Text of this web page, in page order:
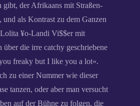
gibt, der Afrikaans mit Straßen-
als Kontrast zu dem Ganzen
¥o-Landi Vi$$er mit
über die irre catchy geschriebene
freaky but I like you a lot«.
zu einer Nummer wie dieser
tanzen, oder aber man versucht
auf der Bühne zu folgen, die